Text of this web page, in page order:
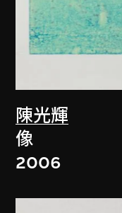
陳光輝
像
2006